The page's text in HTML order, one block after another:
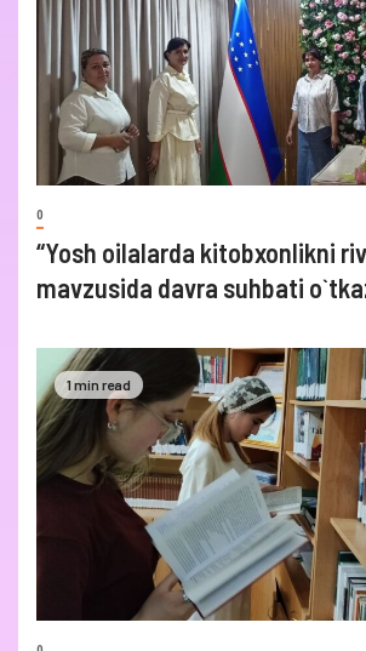
0
“Yosh oilalarda kitobxonlikni
mavzusida davra suhbati
1 min read